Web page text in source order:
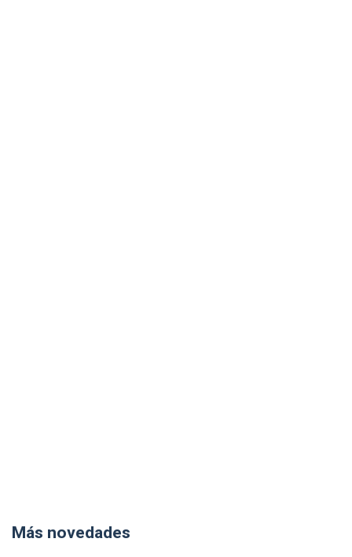
Más novedades